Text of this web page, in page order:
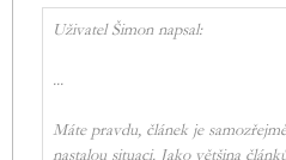
Uživatel Šimon napsal:
...
Máte pravdu, článek je
nastalou situaci. Jako většina